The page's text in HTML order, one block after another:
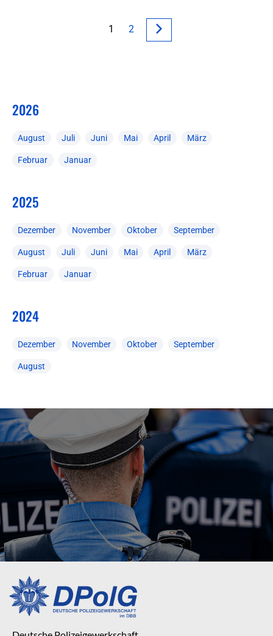
1 2
2026
August Juli Juni Mai April März
Februar Januar
2025
Dezember November Oktober September
August Juli Juni Mai April März
Februar Januar
2024
Dezember November Oktober September
August